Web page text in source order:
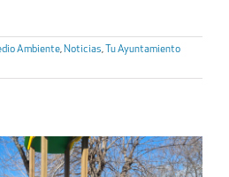
Ambiente, Noticias,
Tu Ayuntamiento